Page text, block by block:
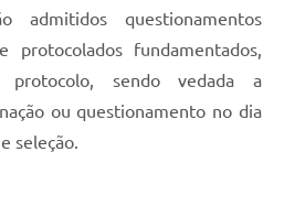
admitidos questionamentos
protocolados fundamentados,
sendo vedada a
ou questionamento no dia
seleção.